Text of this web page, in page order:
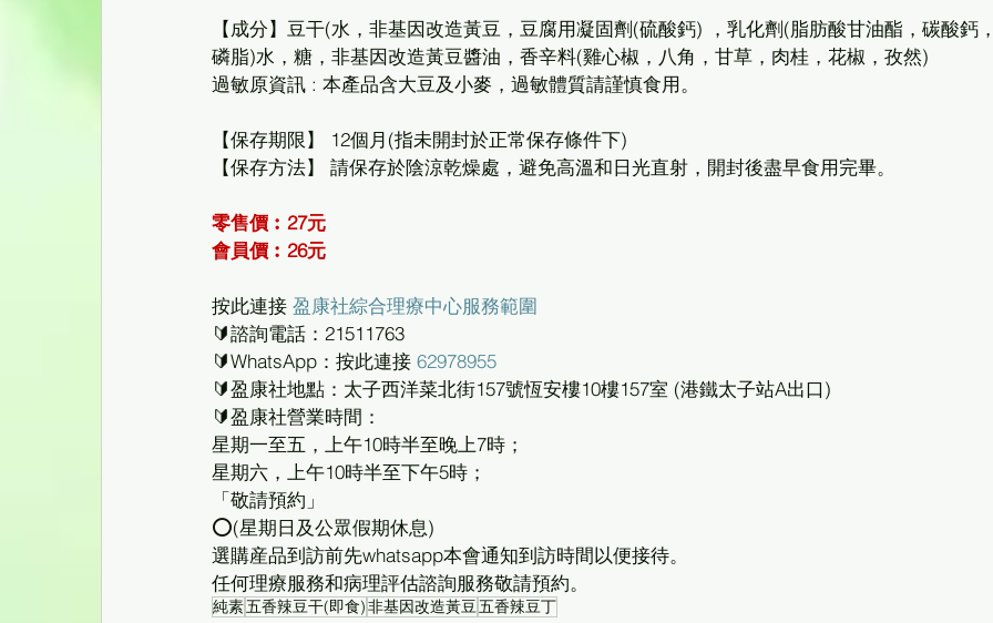
【成分】豆干(水，非基因改造黃豆，豆腐用凝固劑(硫酸鈣) ，乳化劑(脂肪酸甘油酯，碳酸鈣
磷脂)水，糖，非基因改造黃豆醬油，香辛料(雞心椒，八角，甘草，肉桂，花椒，孜然)
過敏原資訊 : 本產品含大豆及小麥，過敏體質請謹慎食用。
【保存期限】 12個月(指未開封於正常保存條件下)
【保存方法】 請保存於陰涼乾燥處，避免高溫和日光直射，開封後盡早食用完畢。
零售價︰27元
會員價︰26元
按此連接 盈康社綜合理療中心服務範圍
🔰諮詢電話：21511763
🔰WhatsApp：按此連接 62978955
🔰盈康社地點：太子西洋菜北街157號恆安樓10樓157室 (港鐵太子站A出口)
🔰盈康社營業時間：
星期一至五，上午10時半至晚上7時；
星期六，上午10時半至下午5時；
「敬請預約」
⭕(星期日及公眾假期休息)
選購産品到訪前先whatsapp本會通知到訪時間以便接待。
任何理療服務和病理評估諮詢服務敬請預約。
純素五香辣豆干(即食)非基因改造黃豆五香辣豆丁